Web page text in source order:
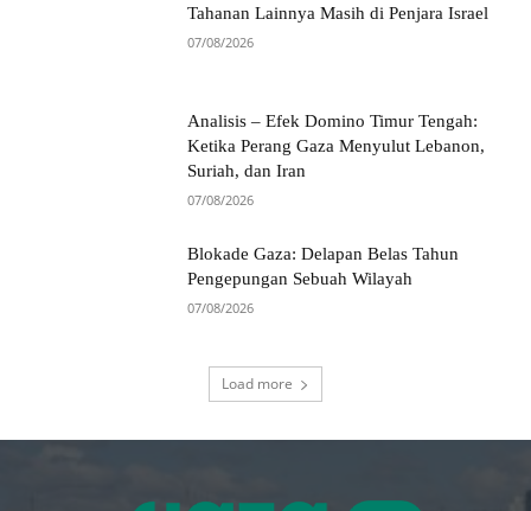
Tahanan Lainnya Masih di Penjara Israel
07/08/2026
Analisis – Efek Domino Timur Tengah:
Ketika Perang Gaza Menyulut Lebanon,
Suriah, dan Iran
07/08/2026
Blokade Gaza: Delapan Belas Tahun
Pengepungan Sebuah Wilayah
07/08/2026
Load more